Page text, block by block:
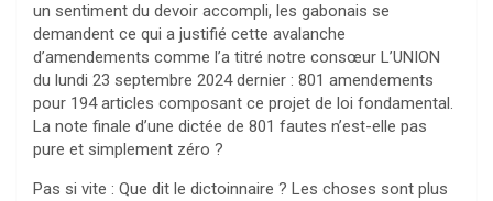
un sentiment du devoir accompli, les gabonais se
demandent ce qui a justifié cette avalanche
d’amendements comme l’a titré notre consœur L’UNION
du lundi 23 septembre 2024 dernier : 801 amendements
pour 194 articles composant ce projet de loi fondamental.
La note finale d’une dictée de 801 fautes n’est-elle pas
pure et simplement zéro ?
Pas si vite : Que dit le dictoinnaire ? Les choses sont plus